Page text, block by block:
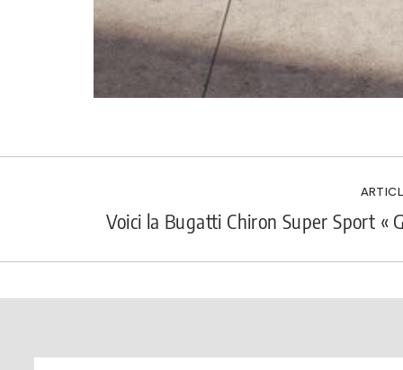
Voici la Bugatti Chiron Super Sport «